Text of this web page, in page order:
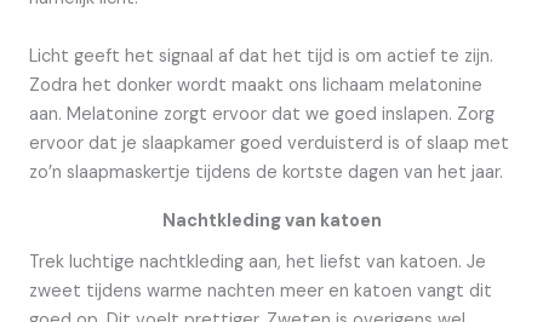
Licht geeft het signaal af dat het tijd is om actief te zijn.
Zodra het donker wordt maakt ons lichaam melatonine
aan. Melatonine zorgt ervoor dat we goed inslapen. Zorg
ervoor dat je slaapkamer goed verduisterd is of slaap met
zo’n slaapmaskertje tijdens de kortste dagen van het jaar.
Nachtkleding van katoen
Trek luchtige nachtkleding aan, het liefst van katoen. Je
zweet tijdens warme nachten meer en katoen vangt dit